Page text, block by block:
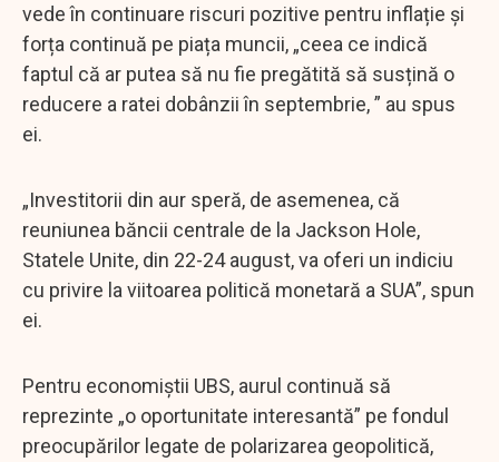
vede în continuare riscuri pozitive pentru inflație și
forța continuă pe piața muncii, „ceea ce indică
faptul că ar putea să nu fie pregătită să susțină o
reducere a ratei dobânzii în septembrie, ” au spus
ei.
„Investitorii din aur speră, de asemenea, că
reuniunea băncii centrale de la Jackson Hole,
Statele Unite, din 22-24 august, va oferi un indiciu
cu privire la viitoarea politică monetară a SUA”, spun
ei.
Pentru economiștii UBS, aurul continuă să
reprezinte „o oportunitate interesantă” pe fondul
preocupărilor legate de polarizarea geopolitică,